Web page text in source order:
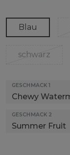
Blau
schwarz
GESCHMACK 1
GESCHMACK 2